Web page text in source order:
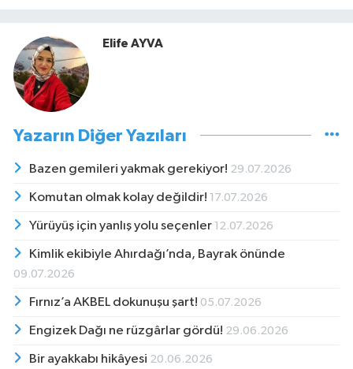
Elife AYVA
Yazarın Diğer Yazıları
Bazen gemileri yakmak gerekiyor! 29.07.2026
Komutan olmak kolay değildir! 17.07.2026
Yürüyüş için yanlış yolu seçenler 12.07.2026
Kimlik ekibiyle Ahırdağı’nda, Bayrak önünde
09.07.2026
Fırnız’a AKBEL dokunuşu şart! 05.07.2026
Engizek Dağı ne rüzgârlar gördü! 29.06.2026
Bir ayakkabı hikâyesi 20.06.2026